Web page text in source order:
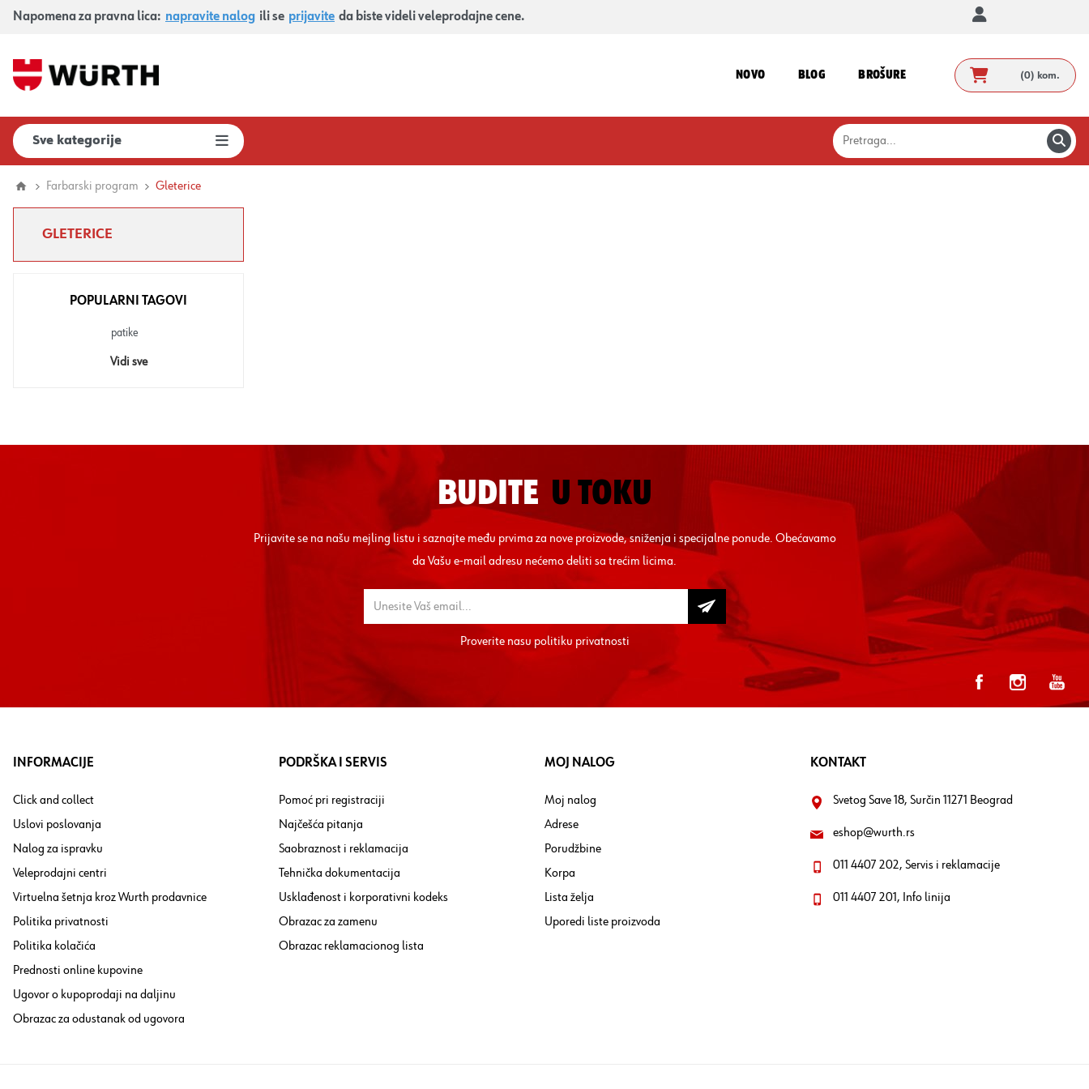
Napomena za pravna lica: napravite nalog ili se prijavite da biste videli veleprodajne cene.
NOVO BLOG BROŠURE (0) kom.
Sve kategorije
Farbarski program Gleterice
GLETERICE
POPULARNI TAGOVI
patike
Vidi sve
BUDITE U TOKU
Prijavite se na našu mejling listu i saznajte među prvima za nove proizvode, sniženja i specijalne ponude. Obećavamo
da Vašu e-mail adresu nećemo deliti sa trećim licima.
Proverite nasupolitiku privatnosti
INFORMACIJE
Click and collect
Uslovi poslovanja
Nalog za ispravku
Veleprodajni centri
Virtuelna šetnja kroz Wurth prodavnice
Politika privatnosti
Politika kolačića
Prednosti online kupovine
Ugovor o kupoprodaji na daljinu
Obrazac za odustanak od ugovora
PODRŠKA I SERVIS
Pomoć pri registraciji
Najčešća pitanja
Saobraznost i reklamacija
Tehnička dokumentacija
Usklađenost i korporativni kodeks
Obrazac za zamenu
Obrazac reklamacionog lista
MOJ NALOG
Moj nalog
Adrese
Porudžbine
Korpa
Lista želja
Uporedi liste proizvoda
KONTAKT
Svetog Save 18, Surčin 11271 Beograd
eshop@wurth.rs
011 4407 202, Servis i reklamacije
011 4407 201, Info linija